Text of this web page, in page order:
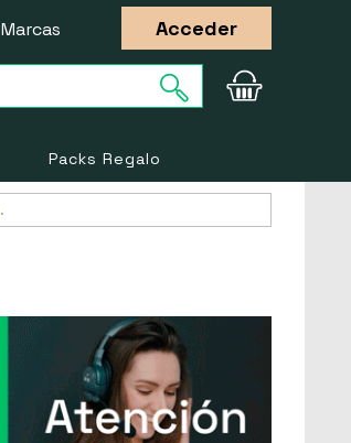
Marcas Acceder
Packs Regalo
.